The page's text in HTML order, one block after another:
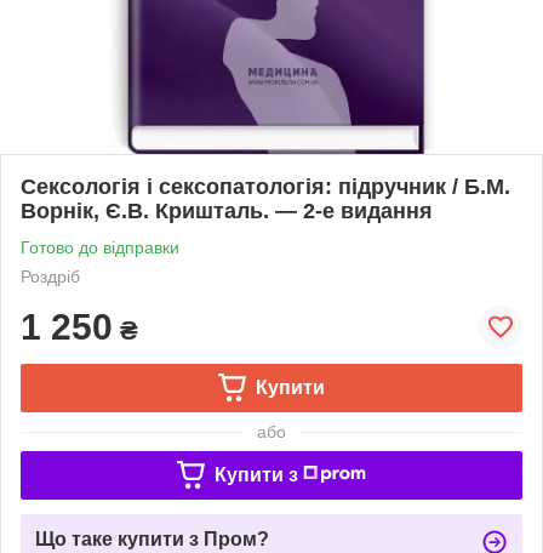
Сексологія і сексопатологія: підручник / Б.М.
Ворнік, Є.В. Кришталь. — 2-е видання
Готово до відправки
Роздріб
1 250 ₴
Купити
або
Купити з
Що таке купити з Пром?